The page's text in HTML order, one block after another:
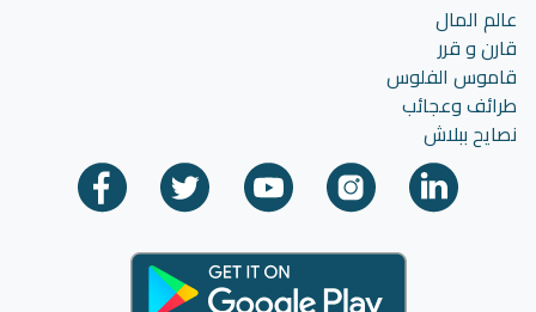
عالم المال
قارن و قرر
قاموس الفلوس
طرائف وعجائب
نصايح ببلاش